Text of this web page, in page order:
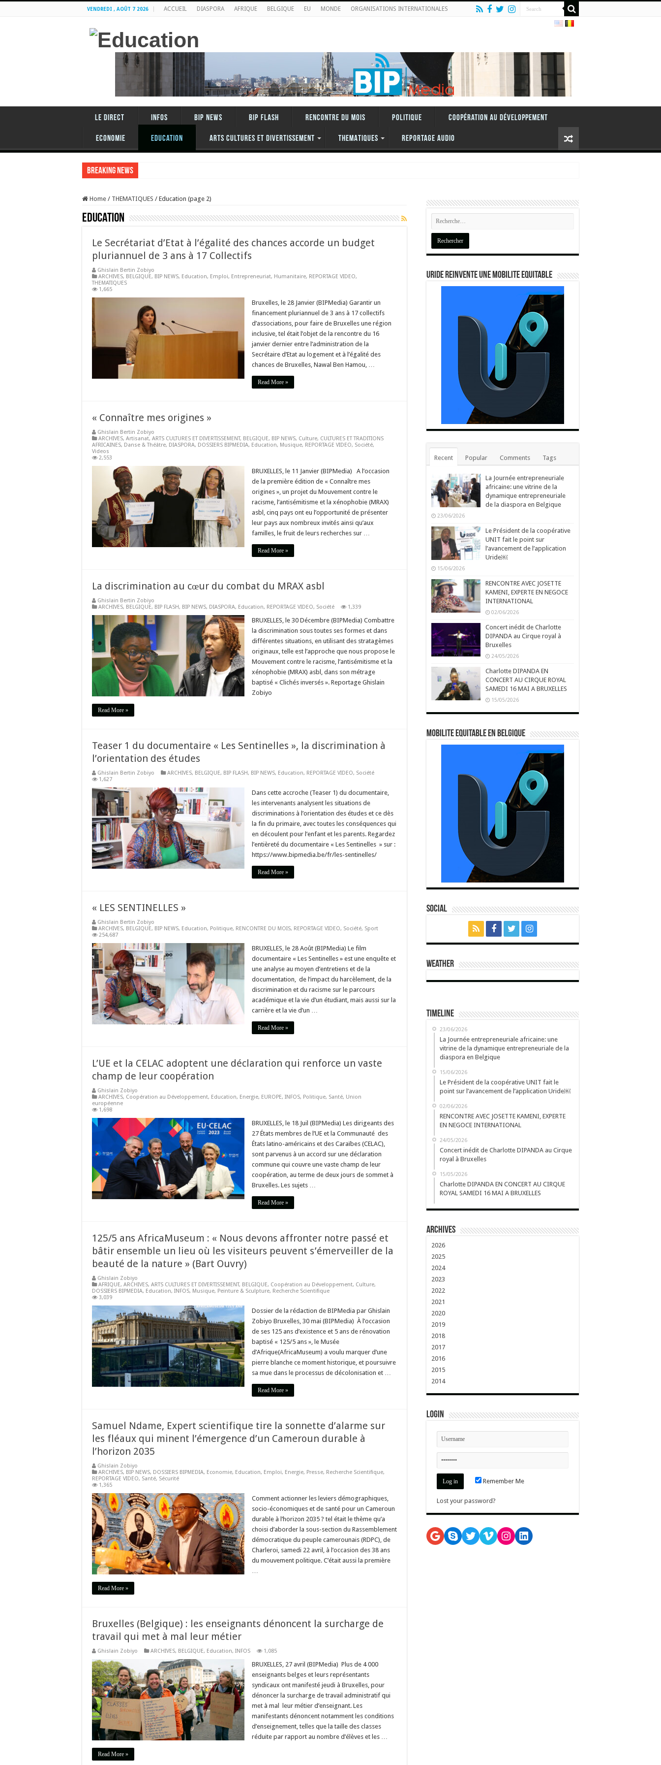
VENDREDI , AOÛT 7 2026 ACCUEIL DIASPORA AFRIQUE BELGIQUE EU MONDE ORGANISATIONS INTERNATIONALES
LE DIRECT INFOS BIP NEWS BIP FLASH RENCONTRE DU MOIS Politique Coopération au Développement
Economie Education ARTS CULTURES ET DIVERTISSEMENT THEMATIQUES REPORTAGE AUDIO
Breaking News
Home / THEMATIQUES / Education (page 2)
Education
Le Secrétariat d’Etat à l’égalité des chances accorde un budget
pluriannuel de 3 ans à 17 Collectifs
Ghislain Bertin Zobiyo
ARCHIVES, BELGIQUE, BIP NEWS, Education, Emploi, Entrepreneuriat, Humanitaire, REPORTAGE VIDEO,
THEMATIQUES
1,665
Bruxelles, le 28 Janvier (BIPMedia) Garantir un
financement pluriannuel de 3 ans à 17 collectifs
d’associations, pour faire de Bruxelles une région
inclusive, tel était l’objet de la rencontre du 16
janvier dernier entre l’administration de la
Secrétaire d’Etat au logement et à l’égalité des
chances de Bruxelles, Nawal Ben Hamou, …
Read More »
« Connaître mes origines »
Ghislain Bertin Zobiyo
ARCHIVES, Artisanat, ARTS CULTURES ET DIVERTISSEMENT, BELGIQUE, BIP NEWS, Culture, CULTURES ET TRADITIONS
AFRICAINES, Danse & Théâtre, DIASPORA, DOSSIERS BIPMEDIA, Education, Musique, REPORTAGE VIDEO, Société,
Videos
2,553
BRUXELLES, le 11 Janvier (BIPMedia) A l’occasion
de la première édition de « Connaître mes
origines », un projet du Mouvement contre le
racisme, l’antisémitisme et la xénophobie (MRAX)
asbl, cinq pays ont eu l’opportunité de présenter
leur pays aux nombreux invités ainsi qu’aux
familles, le fruit de leurs recherches sur …
Read More »
La discrimination au cœur du combat du MRAX asbl
Ghislain Bertin Zobiyo
ARCHIVES, BELGIQUE, BIP FLASH, BIP NEWS, DIASPORA, Education, REPORTAGE VIDEO, Société 1,339
BRUXELLES, le 30 Décembre (BIPMedia) Combattre
la discrimination sous toutes ses formes et dans
différentes situations, en utilisant des stratagèmes
originaux, telle est l’approche que nous propose le
Mouvement contre le racisme, l’antisémitisme et la
xénophobie (MRAX) asbl, dans son métrage
baptisé « Clichés inversés ». Reportage Ghislain
Zobiyo
Read More »
Teaser 1 du documentaire « Les Sentinelles », la discrimination à
l’orientation des études
Ghislain Bertin Zobiyo ARCHIVES, BELGIQUE, BIP FLASH, BIP NEWS, Education, REPORTAGE VIDEO, Société
1,627
Dans cette accroche (Teaser 1) du documentaire,
les intervenants analysent les situations de
discriminations à l’orientation des études et ce dès
la fin du primaire, avec toutes les conséquences qui
en découlent pour l’enfant et les parents. Regardez
l’entièreté du documentaire « Les Sentinelles » sur :
https://www.bipmedia.be/fr/les-sentinelles/
Read More »
« LES SENTINELLES »
Ghislain Bertin Zobiyo
ARCHIVES, BELGIQUE, BIP NEWS, Education, Politique, RENCONTRE DU MOIS, REPORTAGE VIDEO, Société, Sport
254,687
BRUXELLES, le 28 Août (BIPMedia) Le film
documentaire « Les Sentinelles » est une enquête et
une analyse au moyen d’entretiens et de la
documentation, de l’impact du harcèlement, de la
discrimination et du racisme sur le parcours
académique et la vie d’un étudiant, mais aussi sur la
carrière et la vie d’un …
Read More »
L’UE et la CELAC adoptent une déclaration qui renforce un vaste
champ de leur coopération
Ghislain Zobiyo
ARCHIVES, Coopération au Développement, Education, Energie, EUROPE, INFOS, Politique, Santé, Union
européenne
1,698
BRUXELLES, le 18 Juil (BIPMedia) Les dirigeants des
27 États membres de l’UE et la Communauté des
États latino-américains et des Caraïbes (CELAC),
sont parvenus à un accord sur une déclaration
commune qui couvre une vaste champ de leur
coopération, au terme de deux jours de sommet à
Bruxelles. Les sujets …
Read More »
125/5 ans AfricaMuseum : « Nous devons affronter notre passé et
bâtir ensemble un lieu où les visiteurs peuvent s’émerveiller de la
beauté de la nature » (Bart Ouvry)
Ghislain Zobiyo
AFRIQUE, ARCHIVES, ARTS CULTURES ET DIVERTISSEMENT, BELGIQUE, Coopération au Développement, Culture,
DOSSIERS BIPMEDIA, Education, INFOS, Musique, Peinture & Sculpture, Recherche Scientifique
3,039
Dossier de la rédaction de BIPMedia par Ghislain
Zobiyo Bruxelles, 30 mai (BIPMedia) À l’occasion
de ses 125 ans d’existence et 5 ans de rénovation
baptisé « 125/5 ans », le Musée
d’Afrique(AfricaMuseum) a voulu marquer d’une
pierre blanche ce moment historique, et poursuivre
sa mue dans le processus de décolonisation et …
Read More »
Samuel Ndame, Expert scientifique tire la sonnette d’alarme sur
les fléaux qui minent l’émergence d’un Cameroun durable à
l’horizon 2035
Ghislain Zobiyo
ARCHIVES, BIP NEWS, DOSSIERS BIPMEDIA, Economie, Education, Emploi, Energie, Presse, Recherche Scientifique,
REPORTAGE VIDEO, Santé, Sécurité
1,365
Comment actionner les leviers démographiques,
socio-économiques et de santé pour un Cameroun
durable à l’horizon 2035 ? tel était le thème qu’a
choisi d’aborder la sous-section du Rassemblement
démocratique du peuple camerounais (RDPC), de
Charleroi, samedi 22 avril, à l’occasion des 38 ans
du mouvement politique. C’était aussi la première
…
Read More »
Bruxelles (Belgique) : les enseignants dénoncent la surcharge de
travail qui met à mal leur métier
Ghislain Zobiyo ARCHIVES, BELGIQUE, Education, INFOS 1,085
BRUXELLES, 27 avril (BIPMedia) Plus de 4 000
enseignants belges et leurs représentants
syndicaux ont manifesté jeudi à Bruxelles, pour
dénoncer la surcharge de travail administratif qui
met à mal leur métier d’enseignant. Les
manifestants dénoncent notamment les conditions
d’enseignement, telles que la taille des classes
réduite par rapport au nombre d’élèves et les …
Read More »
URIDE REINVENTE UNE MOBILITE EQUITABLE
Recent Popular Comments Tags
La Journée entrepreneuriale
africaine: une vitrine de la
dynamique entrepreneuriale
de la diaspora en Belgique
23/06/2026
Le Président de la coopérative
UNIT fait le point sur
l’avancement de l’application
Uride￼
15/06/2026
RENCONTRE AVEC JOSETTE
KAMENI, EXPERTE EN NEGOCE
INTERNATIONAL
02/06/2026
Concert inédit de Charlotte
DIPANDA au Cirque royal à
Bruxelles
24/05/2026
Charlotte DIPANDA EN
CONCERT AU CIRQUE ROYAL
SAMEDI 16 MAI A BRUXELLES
15/05/2026
MOBILITE EQUITABLE EN BELGIQUE
Social
Weather
Timeline
23/06/2026
La Journée entrepreneuriale africaine: une
vitrine de la dynamique entrepreneuriale de la
diaspora en Belgique
15/06/2026
Le Président de la coopérative UNIT fait le
point sur l’avancement de l’application Uride￼
02/06/2026
RENCONTRE AVEC JOSETTE KAMENI, EXPERTE
EN NEGOCE INTERNATIONAL
24/05/2026
Concert inédit de Charlotte DIPANDA au Cirque
royal à Bruxelles
15/05/2026
Charlotte DIPANDA EN CONCERT AU CIRQUE
ROYAL SAMEDI 16 MAI A BRUXELLES
Archives
2026
2025
2024
2023
2022
2021
2020
2019
2018
2017
2016
2015
2014
Login
Remember Me
Lost your password?
Google
SkypeTwitter
VimeoInstagram
LinkedIn